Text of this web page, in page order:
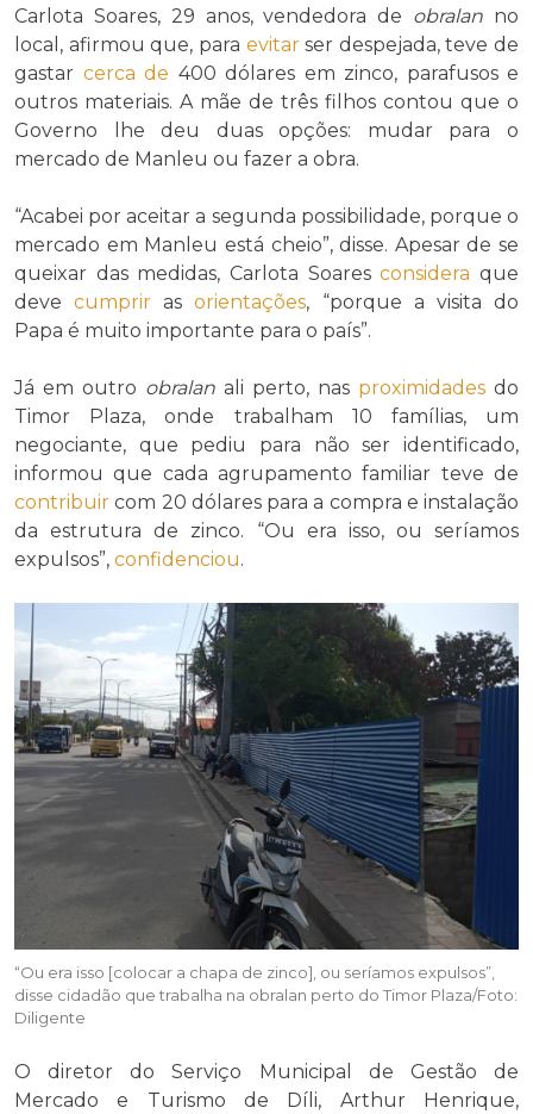
Carlota Soares, 29 anos, vendedora de obralan no
local, afirmou que, para evitarser despejada, teve de
gastar cerca de 400 dólares em zinco, parafusos e
outros materiais. A mãe de três filhos contou que o
Governo lhe deu duas opções: mudar para o
mercado de Manleu ou fazer a obra.
“Acabei por aceitar a segunda possibilidade, porque o
mercado em Manleu está cheio”, disse. Apesar de se
queixar das medidas, Carlota Soaresconsidera que
devecumprir asorientações, “porque a visita do
Papa é muito importante para o país”.
Já em outro obralan ali perto, nas proximidades do
Timor Plaza, onde trabalham 10 famílias, um
negociante, que pediu para não ser identificado,
informou que cada agrupamento familiar teve de
contribuir com 20 dólares para a compra e instalação
da estrutura de zinco. “Ou era isso, ou seríamos
expulsos”, confidenciou.
“Ou era isso [colocar a chapa de zinco], ou seríamos expulsos”,
disse cidadão que trabalha na obralan perto do Timor Plaza/Foto:
Diligente
O diretor do Serviço Municipal de Gestão de
Mercado e Turismo de Díli, Arthur Henrique,